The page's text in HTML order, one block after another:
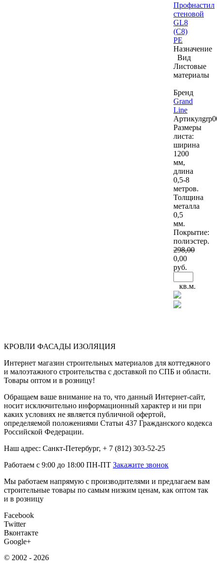
Профнастил
стеновой
GL8
(C8)
РЕ
Назначение
Вид
Листовые
материалы
Бренд
Grand
Line
Артикул
Размеры
листа:
ширина
1200
мм,
длина
0,5-8
метров.
Толщина
металла
0,5
мм.
Покрытие:
полиэстер.
298,00
0,00
руб.
кв.м.
КРОВЛИ ФАСАДЫ ИЗОЛЯЦИЯ
Интернет магазин строительных материалов для коттеджного
и малоэтажного строительства с доставкой по СПБ и области.
Товары оптом и в розницу!
Обращаем ваше внимание на то, что данный Интернет-сайт,
носит исключительно информационный характер и ни при
каких условиях не является публичной офертой,
определяемой положениями Статьи 437 Гражданского кодекса
Российской Федерации.
Наш адрес: Санкт-Петербург, + 7 (812) 303-52-25
Работаем с 9:00 до 18:00 ПН-ПТ Закажите звонок
Мы работаем напрямую с производителями и предлагаем вам
строительные товары по самым низким ценам, как оптом так
и в розницу
Facebook
Twitter
Вконтакте
Google+
© 2002 - 2026